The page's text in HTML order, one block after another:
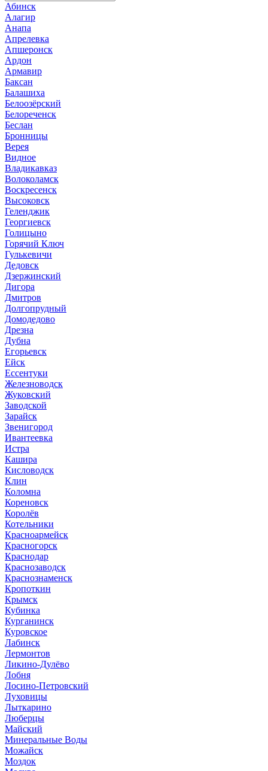
Абинск
Алагир
Анапа
Апрелевка
Апшеронск
Ардон
Армавир
Баксан
Балашиха
Белоозёрский
Белореченск
Беслан
Бронницы
Верея
Видное
Владикавказ
Волоколамск
Воскресенск
Высоковск
Геленджик
Георгиевск
Голицыно
Горячий Ключ
Гулькевичи
Дедовск
Дзержинский
Дигора
Дмитров
Долгопрудный
Домодедово
Дрезна
Дубна
Егорьевск
Ейск
Ессентуки
Железноводск
Жуковский
Заводской
Зарайск
Звенигород
Ивантеевка
Истра
Кашира
Кисловодск
Клин
Коломна
Кореновск
Королёв
Котельники
Красноармейск
Красногорск
Краснодар
Краснозаводск
Краснознаменск
Кропоткин
Крымск
Кубинка
Курганинск
Куровское
Лабинск
Лермонтов
Ликино-Дулёво
Лобня
Лосино-Петровский
Луховицы
Лыткарино
Люберцы
Майский
Минеральные Воды
Можайск
Моздок